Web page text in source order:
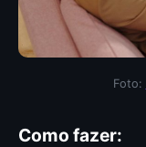
Foto:
Como fazer: